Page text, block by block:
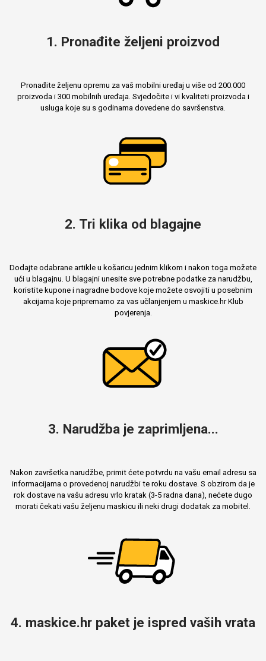
1. Pronađite željeni proizvod
Pronađite željenu opremu za vaš mobilni uređaj u više od 200.000
proizvoda i 300 mobilnih uređaja. Svjedočite i vi kvaliteti proizvoda i
usluga koje su s godinama dovedene do savršenstva.
2. Tri klika od blagajne
Dodajte odabrane artikle u košaricu jednim klikom i nakon toga možete
ući u blagajnu. U blagajni unesite sve potrebne podatke za narudžbu,
koristite kupone i nagradne bodove koje možete osvojiti u posebnim
akcijama koje pripremamo za vas učlanjenjem u maskice.hr Klub
povjerenja.
3. Narudžba je zaprimljena...
Nakon završetka narudžbe, primit ćete potvrdu na vašu email adresu sa
informacijama o provedenoj narudžbi te roku dostave. S obzirom da je
rok dostave na vašu adresu vrlo kratak (3-5 radna dana), nećete dugo
morati čekati vašu željenu maskicu ili neki drugi dodatak za mobitel.
4. maskice.hr paket je ispred vaših vrata
MarbleMania
Sportski motivi Obiteljski motivi